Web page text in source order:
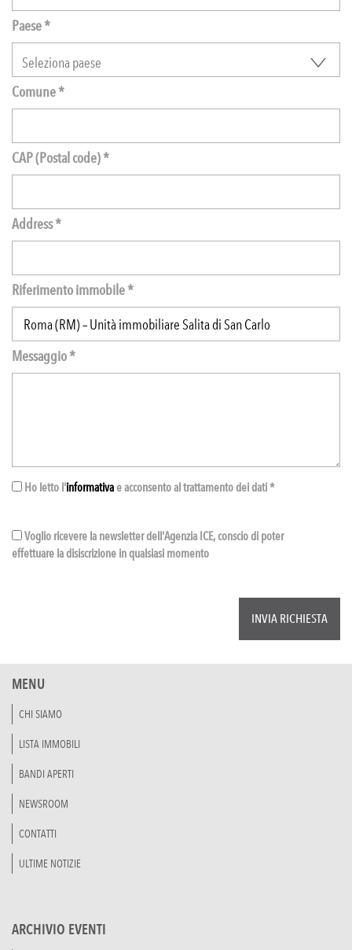
Paese *
Comune *
CAP (Postal code) *
Address *
Riferimento immobile *
Messaggio *
Ho letto l'informativae acconsento al trattamento dei dati *
Voglio ricevere la newsletter dell'Agenzia ICE, conscio di poter
effettuare la disiscrizione in qualsiasi momento
MENU
CHI SIAMO
LISTA IMMOBILI
BANDI APERTI
NEWSROOM
CONTATTI
ULTIME NOTIZIE
ARCHIVIO EVENTI